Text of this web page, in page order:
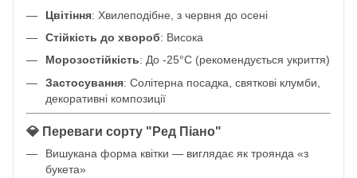
Цвітіння: Хвилеподібне, з червня до осені
Стійкість до хвороб: Висока
Морозостійкість: До -25°C (рекомендується укриття)
Застосування: Солітерна посадка, святкові клумби,
декоративні композиції
💎 Переваги сорту "Ред Піано"
Вишукана форма квітки — виглядає як троянда «з
букета»